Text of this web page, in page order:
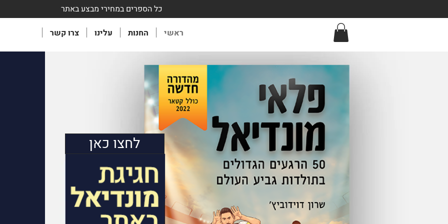
כל הספרים במחירי מבצע באתר
ראשי
החנות עלינו צרו קשר
לחצו כאן